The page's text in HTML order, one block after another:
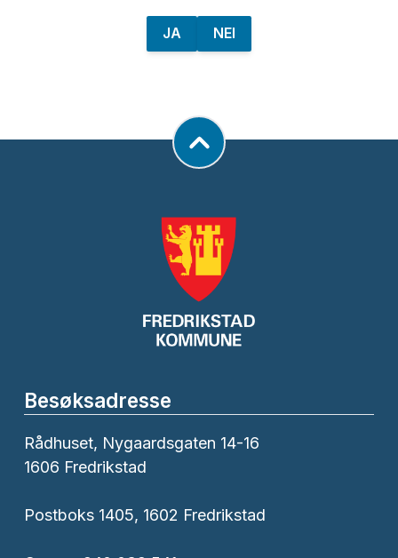
JA NEI
Besøksadresse
Rådhuset, Nygaardsgaten 14-16
1606 Fredrikstad
Postboks 1405, 1602 Fredrikstad